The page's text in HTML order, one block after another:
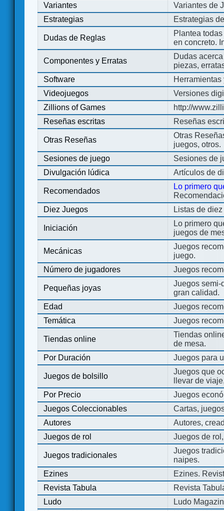
Variantes
Variantes de
Estrategias
Estrategias
Dudas de Reglas
Plantea
en concreto.
Componentes y Erratas
Dudas
piezas,
Software
Videojuegos
Versiones
Zillions of Games
http://
Reseñas escritas
Reseñas
Otras Reseñas
Otras
juegos, otros.
Sesiones de juego
Sesiones de
Divulgación lúdica
Artículos de
Recomendados
Lo primero
Diez Juegos
Listas de
Iniciación
Lo primero
juegos de
Mecánicas
Juegos
juego.
Número de jugadores
Juegos
Pequeñas joyas
Juegos semi-
gran calidad.
Edad
Juegos
Temática
Juegos
Tiendas online
Tiendas
de mesa.
Por Duración
Juegos para
Juegos de bolsillo
Juegos que
llevar de
Por Precio
Juegos
Juegos Coleccionables
Cartas,
Autores
Autores,
Juegos de rol
Juegos de
Juegos tradicionales
Juegos
naipes.
Ezines
Ezines.
Revista Tabula
Revista
Ludo
Ludo